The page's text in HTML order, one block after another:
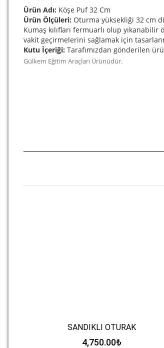
Ürün Adı: Köşe Puf 32 Cm
Ürün Ölçüleri: Oturma yüksekliği 32 cm
Kumaş kılıfları fermuarlı olup
vakit geçirmelerini sağlamak için
Kutu İçeriği: Tarafımızdan gönderilen
Gülkem Eğitim Araçları Ürünüdür.
Hızlı Bakış
SANDIKLI OTURAK
4,750.00₺